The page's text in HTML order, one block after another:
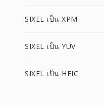
SIXEL เป็น XPM
SIXEL เป็น YUV
SIXEL เป็น HEIC